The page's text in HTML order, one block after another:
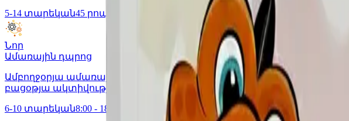
5-14 տարեկան45 րոպե
Նոր
Ամառային դպրոց
Ամբողջօրյա ամառային ծրագիր՝ անգլերեն, ռոբոտաշինություն,
բացօթյա ակտիվություններ, երեքանգամյա սնունդ, էքսկուրսիաներ
6-10 տարեկան8:00 - 18:00 (ամբողջ օր)